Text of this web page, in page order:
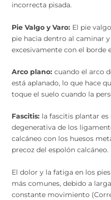
incorrecta pisada.
Pie Valgo y Varo: El pie
pie hacia dentro al caminar
excesivamente con el borde
Arco plano: cuando el arco
está aplanado, lo que hace
toque el suelo cuando la
Fascitis: la fascitis plantar
degenerativa de los
calcáneo con los huesos
precoz del espolón calcáneo.
El dolor y la fatiga en los
más comunes, debido a
constante movimiento